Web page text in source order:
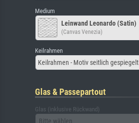
Medium
Leinwand Leonardo (Satin)
(Canvas Venezia)
Keilrahmen
Keilrahmen - Motiv seitlich gespiegelt
Glas & Passepartout
Glas (inklusive Rückwand)
Bitte wählen